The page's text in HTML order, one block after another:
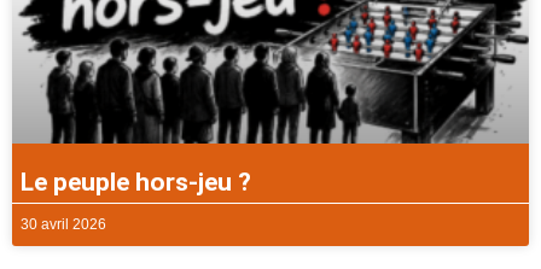
Le peuple hors-jeu ?
30 avril 2026